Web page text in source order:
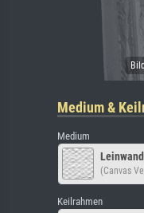
Medium &
Medium
(Canvas
Keilrahmen